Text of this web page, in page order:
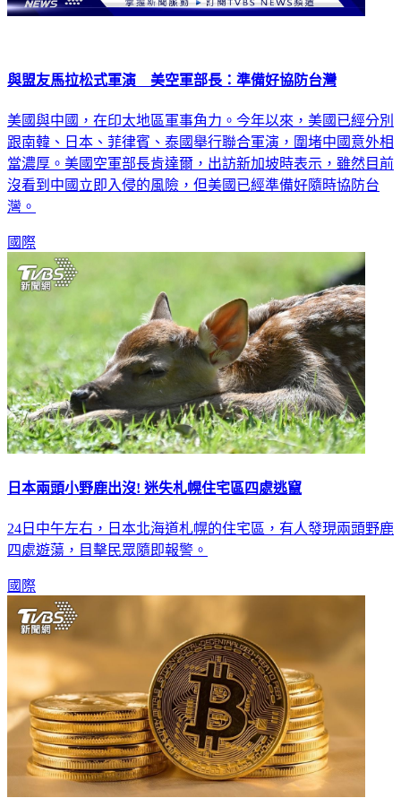
與盟友馬拉松式軍演 美空軍部長：準備好協防台灣
美國與中國，在印太地區軍事角力。今年以來，美國已經分別
跟南韓、日本、菲律賓、泰國舉行聯合軍演，圍堵中國意外相
當濃厚。美國空軍部長肯達爾，出訪新加坡時表示，雖然目前
沒看到中國立即入侵的風險，但美國已經準備好隨時協防台
灣。
國際
日本兩頭小野鹿出沒! 迷失札幌住宅區四處逃竄
24日中午左右，日本北海道札幌的住宅區，有人發現兩頭野鹿
四處遊蕩，目擊民眾隨即報警。
國際